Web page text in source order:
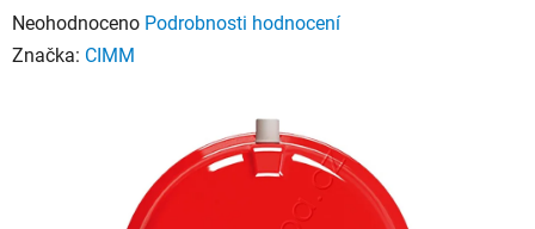
Průměrné
hodnocení
Neohodnoceno Podrobnosti hodnocení
Značka: CIMM